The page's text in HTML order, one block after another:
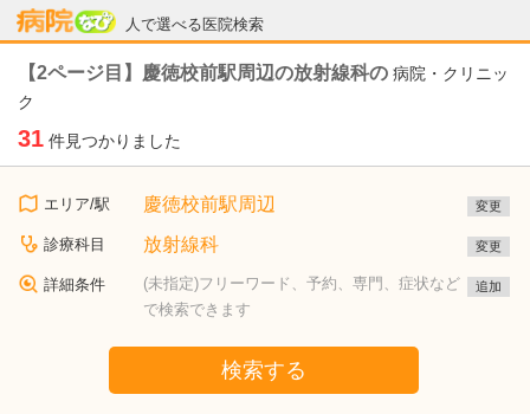
人で選べる医院検索
病院なび
【2ページ目】慶徳校前駅周辺の放射線科の 病院・クリニッ
ク
31 件見つかりました
エリア/駅 慶徳校前駅周辺 変更
診療科目 放射線科 変更
詳細条件
(未指定)フリーワード、予約、専門、症状など
で検索できます
追加
検索する